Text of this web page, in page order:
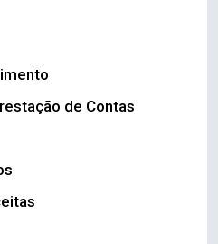
de Contas